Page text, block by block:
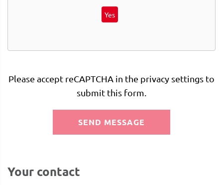
Yes
Please accept reCAPTCHA in the privacy settings to
submit this form.
SEND MESSAGE
Your contact